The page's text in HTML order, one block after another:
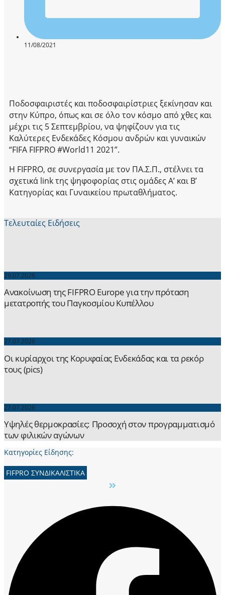
11/08/2021
Ποδοσφαιριστές και ποδοσφαιρίστριες ξεκίνησαν και
στην Κύπρο, όπως και σε όλο τον κόσμο από χθες και
μέχρι τις 5 Σεπτεμβρίου, να ψηφίζουν για τις
Καλύτερες Ενδεκάδες Κόσμου ανδρών και γυναικών
“FIFA FIFPRO #World11 2021”.
Η FIFPRO, σε συνεργασία με τον ΠΑ.Σ.Π., στέλνει τα
σχετικά link της ψηφοφορίας στις ομάδες Α’ και Β’
Κατηγορίας και Γυναικείου πρωταθλήματος.
Τελευταίες Ειδήσεις
29.07.2026
Ανακοίνωση της FIFPRO Europe για την πρόταση
μετατροπής του Παγκοσμίου Κυπέλλου
27.07.2026
Οι κυρίαρχοι της Κορυφαίας Ενδεκάδας και τα ρεκόρ
τους (pics)
27.07.2026
Yψηλές θερμοκρασίες: Προσοχή στον προγραμματισμό
των φιλικών αγώνων
Κατηγορίες Είδησης:
FIFPRO ΣΥΝΔΙΚΑΛΙΣΤΙΚΑ